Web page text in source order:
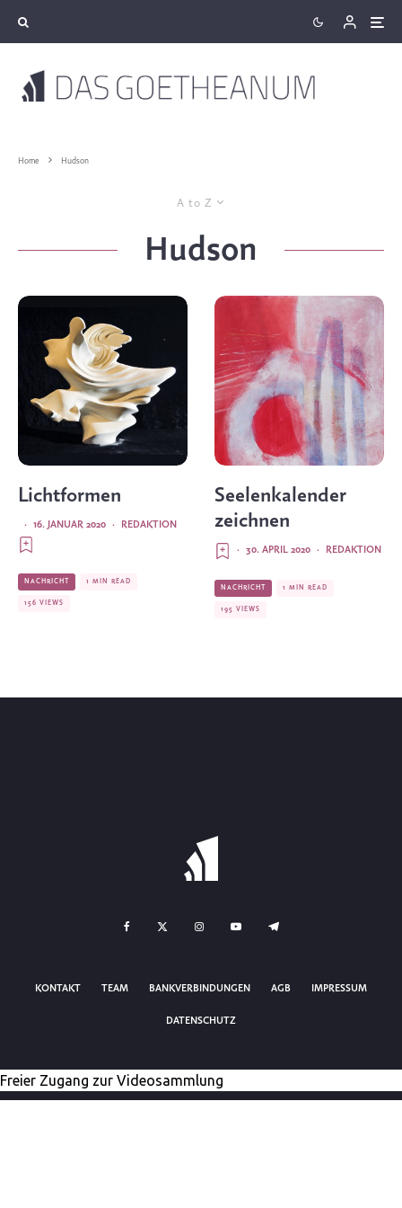
Home Hudson
A to Z
Hudson
Lichtformen
REDAKTION
·
16. JANUAR 2020
·
NACHRICHT 1 MIN READ
156 VIEWS
Seelenkalender
zeichnen
REDAKTION
·
30. APRIL 2020
·
NACHRICHT 1 MIN READ
195 VIEWS
KONTAKT TEAM BANKVERBINDUNGEN AGB IMPRESSUM
DATENSCHUTZ